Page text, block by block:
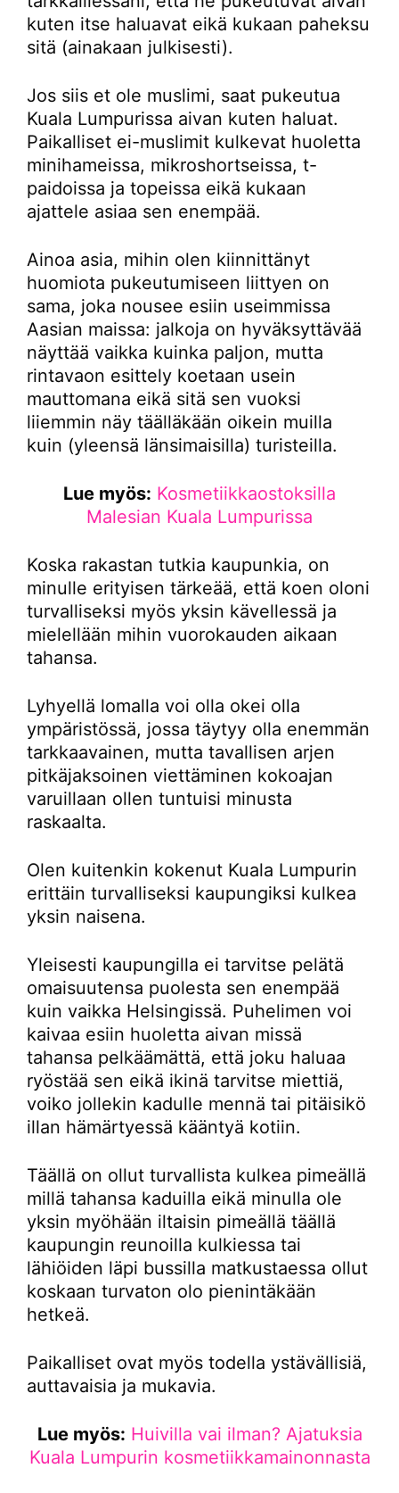
kuten itse haluavat eikä kukaan paheksu
sitä (ainakaan julkisesti).
Jos siis et ole muslimi, saat pukeutua
Kuala Lumpurissa aivan kuten haluat.
Paikalliset ei-muslimit kulkevat huoletta
minihameissa, mikroshortseissa, t-
paidoissa ja topeissa eikä kukaan
ajattele asiaa sen enempää.
Ainoa asia, mihin olen kiinnittänyt
huomiota pukeutumiseen liittyen on
sama, joka nousee esiin useimmissa
Aasian maissa: jalkoja on hyväksyttävää
näyttää vaikka kuinka paljon, mutta
rintavaon esittely koetaan usein
mauttomana eikä sitä sen vuoksi
liiemmin näy täälläkään oikein muilla
kuin (yleensä länsimaisilla) turisteilla.
Lue myös: Kosmetiikkaostoksilla
Malesian Kuala Lumpurissa
Koska rakastan tutkia kaupunkia, on
minulle erityisen tärkeää, että koen oloni
turvalliseksi myös yksin kävellessä ja
mielellään mihin vuorokauden aikaan
tahansa.
Lyhyellä lomalla voi olla okei olla
ympäristössä, jossa täytyy olla enemmän
tarkkaavainen, mutta tavallisen arjen
pitkäjaksoinen viettäminen kokoajan
varuillaan ollen tuntuisi minusta
raskaalta.
Olen kuitenkin kokenut Kuala Lumpurin
erittäin turvalliseksi kaupungiksi kulkea
yksin naisena.
Yleisesti kaupungilla ei tarvitse pelätä
omaisuutensa puolesta sen enempää
kuin vaikka Helsingissä. Puhelimen voi
kaivaa esiin huoletta aivan missä
tahansa pelkäämättä, että joku haluaa
ryöstää sen eikä ikinä tarvitse miettiä,
voiko jollekin kadulle mennä tai pitäisikö
illan hämärtyessä kääntyä kotiin.
Täällä on ollut turvallista kulkea pimeällä
millä tahansa kaduilla eikä minulla ole
yksin myöhään iltaisin pimeällä täällä
kaupungin reunoilla kulkiessa tai
lähiöiden läpi bussilla matkustaessa ollut
koskaan turvaton olo pienintäkään
hetkeä.
Paikalliset ovat myös todella ystävällisiä,
auttavaisia ja mukavia.
Lue myös: Huivilla vai ilman? Ajatuksia
Kuala Lumpurin kosmetiikkamainonnasta